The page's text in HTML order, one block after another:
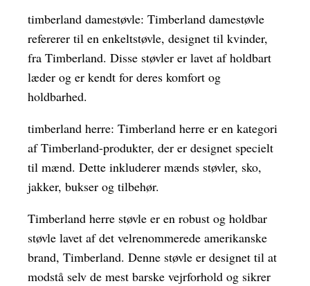
timberland damestøvle: Timberland damestøvle
refererer til en enkeltstøvle, designet til kvinder,
fra Timberland. Disse støvler er lavet af holdbart
læder og er kendt for deres komfort og
holdbarhed.
timberland herre: Timberland herre er en kategori
af Timberland-produkter, der er designet specielt
til mænd. Dette inkluderer mænds støvler, sko,
jakker, bukser og tilbehør.
Timberland herre støvle er en robust og holdbar
støvle lavet af det velrenommerede amerikanske
brand, Timberland. Denne støvle er designet til at
modstå selv de mest barske vejrforhold og sikrer